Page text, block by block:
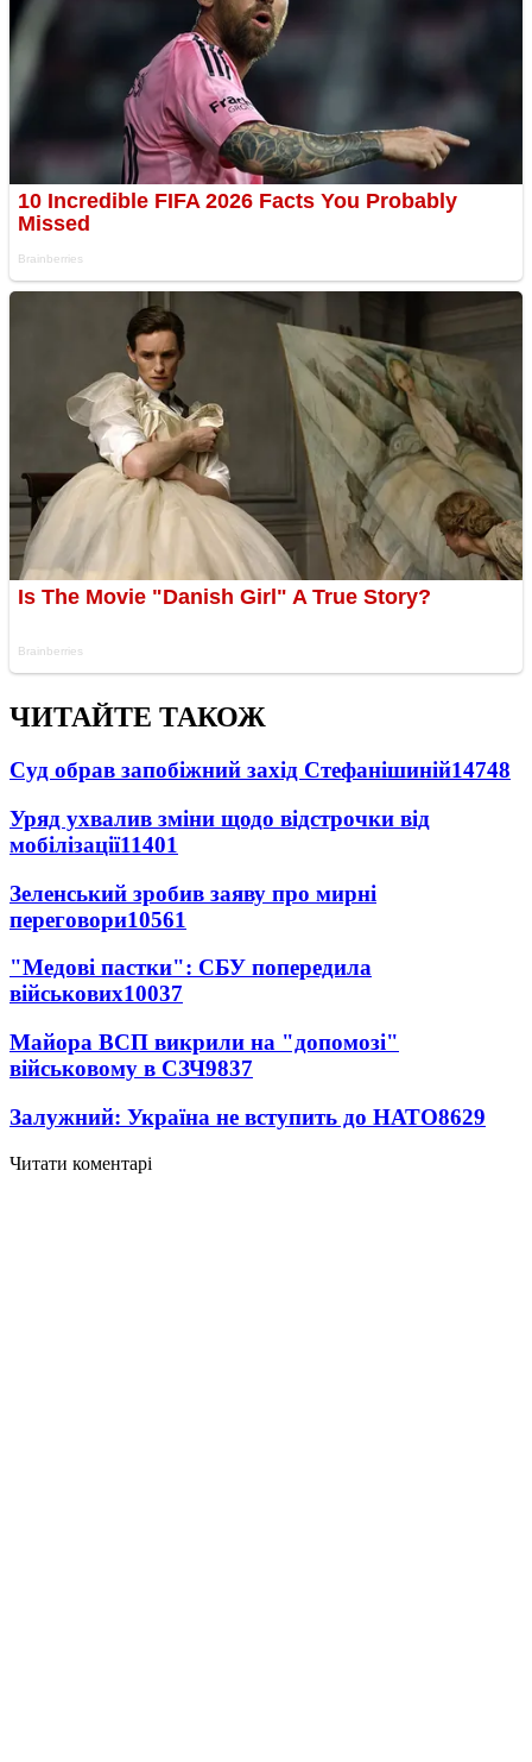
ЧИТАЙТЕ ТАКОЖ
Суд обрав запобіжний захід Стефанішиній14748
Уряд ухвалив зміни щодо відстрочки від
мобілізації11401
Зеленський зробив заяву про мирні
переговори10561
"Медові пастки": СБУ попередила
військових10037
Майора ВСП викрили на "допомозі"
військовому в СЗЧ9837
Залужний: Україна не вступить до НАТО8629
Читати коментарі